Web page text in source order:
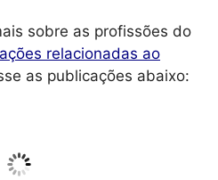
sobre as profissões do
relacionadas ao
as publicações abaixo: